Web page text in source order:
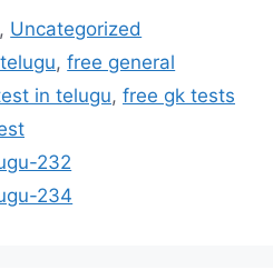
, Uncategorized
,free general
in telugu, free gk tests
232
234